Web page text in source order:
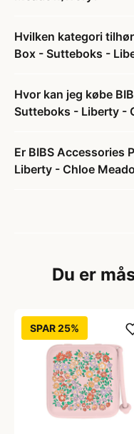
Hvilken kategori
Box - Sutteboks -
Hvor kan jeg købe
Sutteboks - Liberty -
Er BIBS Accessories
Liberty - Chloe
Du er
SPAR 25%